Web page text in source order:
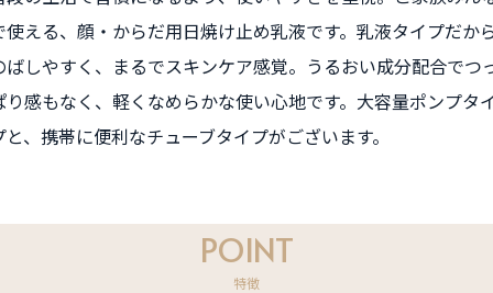
使える、顔・からだ用日焼け止め乳液です。乳液タイプだか
ばしやすく、まるでスキンケア感覚。うるおい成分配合でつ
り感もなく、軽くなめらかな使い心地です。大容量ポンプタ
と、携帯に便利なチューブタイプがございます。
POINT
特徴